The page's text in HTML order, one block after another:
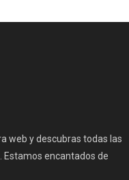
web y descubras todas las
Estamos encantados de